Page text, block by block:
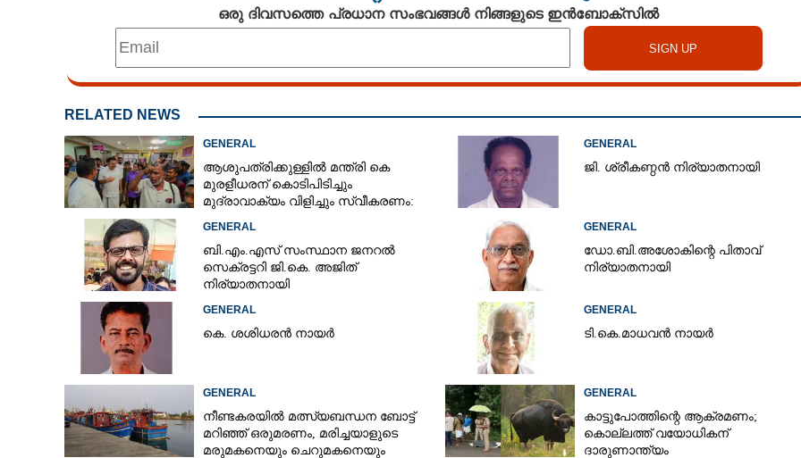
ഒരു ദിവസത്തെ പ്രധാന സംഭവങ്ങൾ നിങ്ങളുടെ ഇൻബോക്സിൽ
RELATED NEWS
GENERAL
ആശുപത്രിക്കുള്ളിൽ മന്ത്രി കെ
മുരളീധരന് കൊടിപിടിച്ചും
മുദ്രാവാക്യം വിളിച്ചും സ്വീകരണം:
GENERAL
ജി. ശ്രീകണ്ഠൻ നിര്യാതനായി
GENERAL
ബി.എം.എസ് സംസ്ഥാന ജനറൽ
സെക്രട്ടറി ജി.കെ. അജിത്
നിര്യാതനായി
GENERAL
ഡോ.ബി.അശോകിന്റെ പിതാവ്
നിര്യാതനായി
GENERAL
കെ. ശശിധരൻ നായർ
GENERAL
ടി.കെ.മാധവൻ നായർ
GENERAL
നീണ്ടകരയിൽ മത്സ്യബന്ധന ബോട്ട്
മറിഞ്ഞ്​ ഒരുമരണം,​ മരിച്ചയാളുടെ
മരുമകനെയും ചെറുമകനെയും
GENERAL
കാട്ടുപോത്തിന്റെ ആക്രമണം;
കൊല്ലത്ത് വയോധികന്
ദാരുണാന്ത്യം
എ.സേവ്യർ